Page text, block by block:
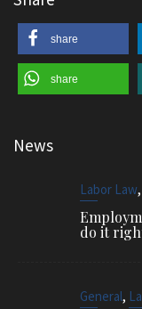
share
share
News
Labor Law,
do it
General,